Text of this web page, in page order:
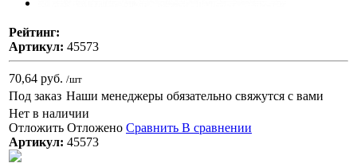
Рейтинг:
Артикул: 45573
70,64 руб. /шт
Под заказ Наши менеджеры обязательно свяжутся с вами
Нет в наличии
Отложить Отложено Сравнить В сравнении
Артикул: 45573